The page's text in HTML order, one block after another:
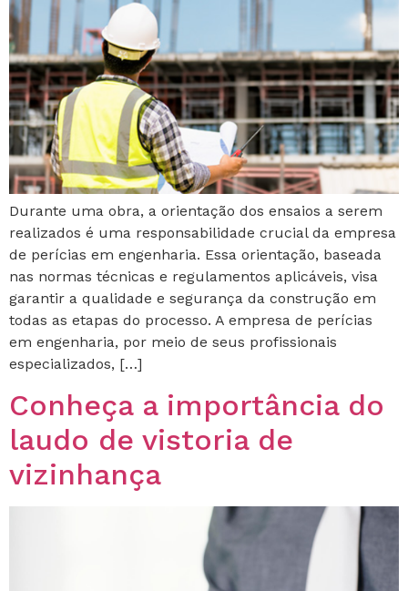
Durante uma obra, a orientação dos ensaios a serem
realizados é uma responsabilidade crucial da empresa
de perícias em engenharia. Essa orientação, baseada
nas normas técnicas e regulamentos aplicáveis, visa
garantir a qualidade e segurança da construção em
todas as etapas do processo. A empresa de perícias
em engenharia, por meio de seus profissionais
especializados, […]
Conheça a importância do
laudo de vistoria de
vizinhança